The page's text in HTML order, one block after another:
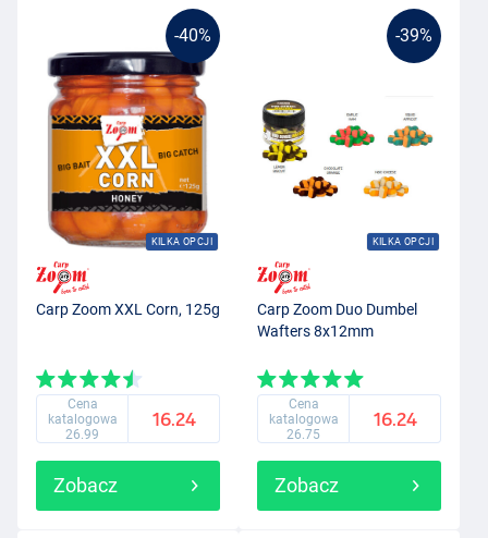
-40%
KILKA OPCJI
Carp Zoom XXL Corn, 125g
Cena
katalogowa
26.99
16.24
Zobacz
-39%
KILKA OPCJI
Carp Zoom Duo Dumbel
Wafters 8x12mm
Cena
katalogowa
26.75
16.24
Zobacz